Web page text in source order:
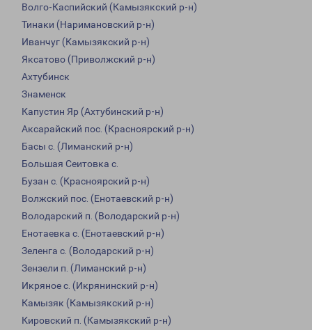
Волго-Каспийский (Камызякский р-н)
Тинаки (Наримановский р-н)
Иванчуг (Камызякский р-н)
Яксатово (Приволжский р-н)
Ахтубинск
Знаменск
Капустин Яр (Ахтубинский р-н)
Аксарайский пос. (Красноярский р-н)
Басы с. (Лиманский р-н)
Большая Сеитовка с.
Бузан с. (Красноярский р-н)
Волжский пос. (Енотаевский р-н)
Володарский п. (Володарский р-н)
Енотаевка с. (Енотаевский р-н)
Зеленга с. (Володарский р-н)
Зензели п. (Лиманский р-н)
Икряное с. (Икрянинский р-н)
Камызяк (Камызякский р-н)
Кировский п. (Камызякский р-н)